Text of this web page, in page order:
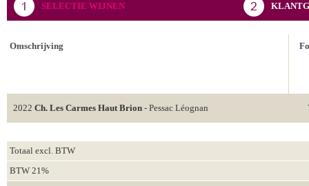
SELECTIE WIJNEN
Omschrijving
2022 Ch. Les Carmes Haut Brion - Pessac Léognan
Totaal excl. BTW
BTW 21%